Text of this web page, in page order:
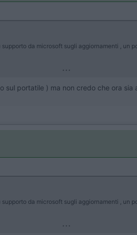
da microsoft sugli aggiornamenti , un
...
portatile ) ma non credo che ora sia
da microsoft sugli aggiornamenti , un
...